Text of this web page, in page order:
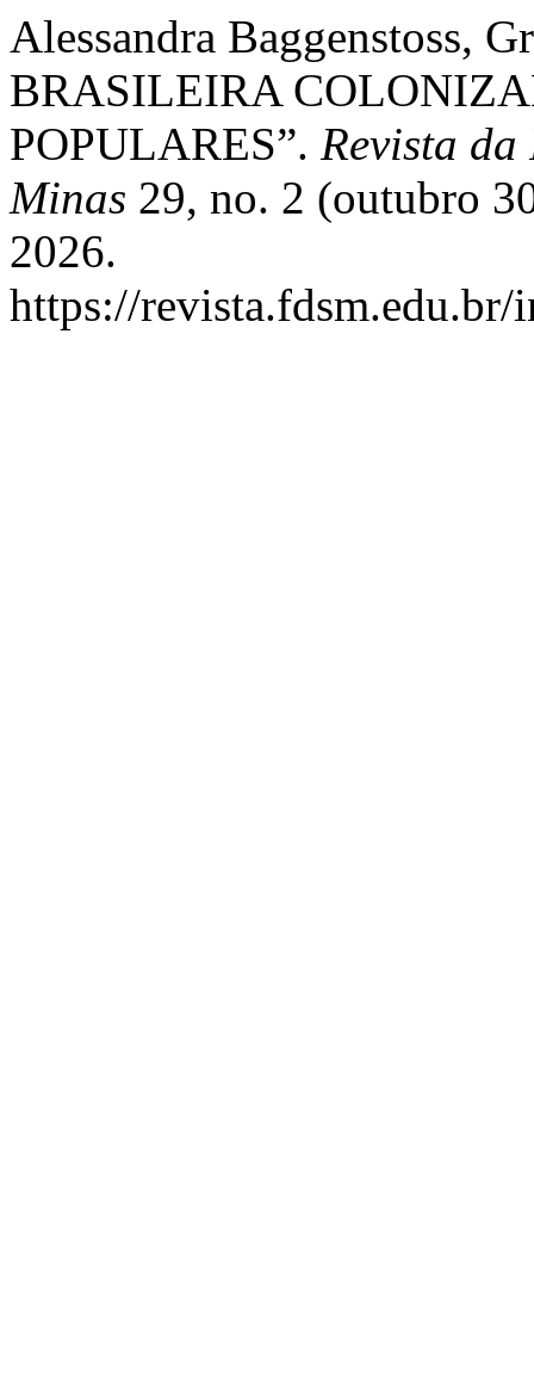
Alessandra Baggenstoss,
BRASILEIRA
POPULARES”. Revista
Minas 29, no. 2 (outubro
2026.
https://